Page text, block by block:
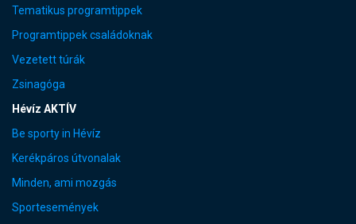
Tematikus programtippek
Programtippek családoknak
Vezetett túrák
Zsinagóga
Hévíz AKTÍV
Be sporty in Hévíz
Kerékpáros útvonalak
Minden, ami mozgás
Sportesemények